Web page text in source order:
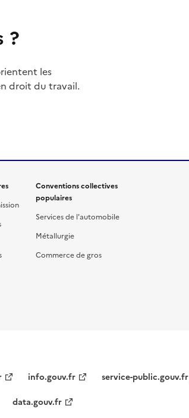
?
les
droit du travail.
Conventions collectives
populaires
Services de l'automobile
Métallurgie
Commerce de gros
info.gouv.fr
service-public.gouv.fr
data.gouv.fr